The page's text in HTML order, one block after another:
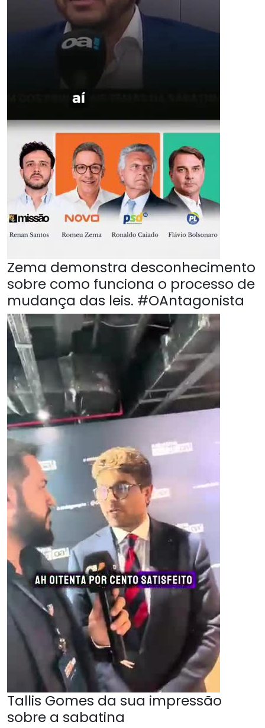
Zema demonstra desconhecimento
sobre como funciona o processo de
mudança das leis. #OAntagonista
Tallis Gomes da sua impressão
sobre a sabatina